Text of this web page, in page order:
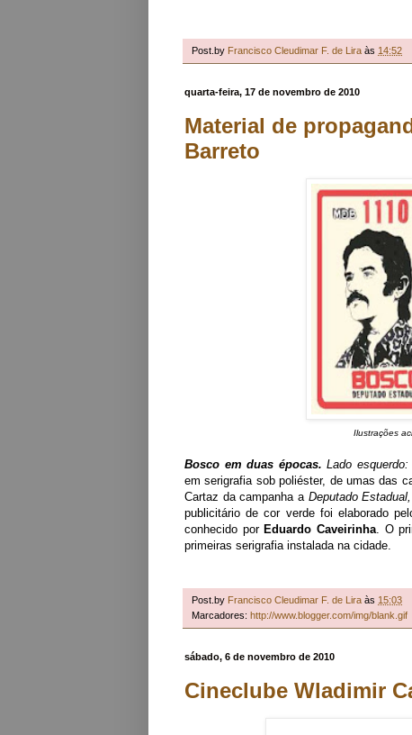
Post.by Francisco Cleudimar F. de Lira às 14:52
quarta-feira, 17 de novembro de 2010
Material de
Barreto
Ilustrações
Bosco em duas épocas. Lado esquerdo:
em serigrafia sob poliéster, de umas das
Cartaz da campanha a Deputado
publicitário de cor verde foi elaborado
conhecido por Eduardo Caveirinha. O
primeiras serigrafia instalada na cidade.
Post.by Francisco Cleudimar F. de Lira às 15:03
Marcadores: http://www.blogger.com/img/blank.gif
sábado, 6 de novembro de 2010
Cineclube Wladimir